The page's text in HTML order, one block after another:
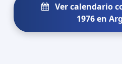
Ver calendario
1976 en